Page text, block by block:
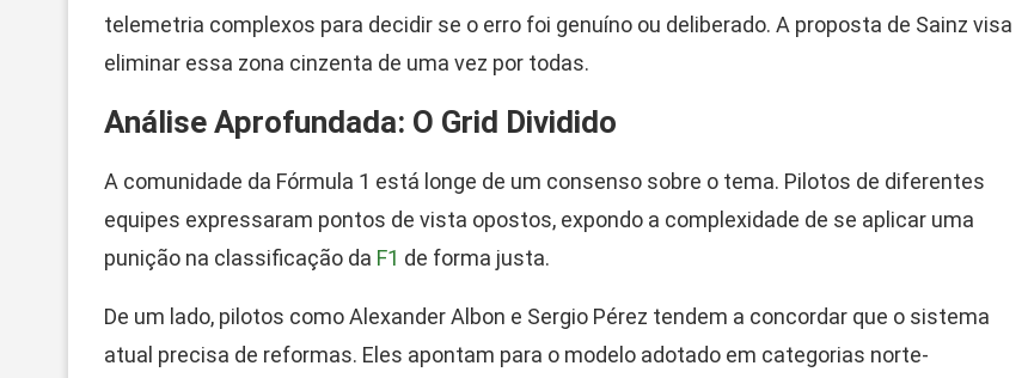
telemetria complexos para decidir se o erro foi genuíno ou deliberado. A proposta de Sainz visa
eliminar essa zona cinzenta de uma vez por todas.
Análise Aprofundada: O Grid Dividido
A comunidade da Fórmula 1 está longe de um consenso sobre o tema. Pilotos de diferentes
equipes expressaram pontos de vista opostos, expondo a complexidade de se aplicar uma
punição na classificação da F1 de forma justa.
De um lado, pilotos como Alexander Albon e Sergio Pérez tendem a concordar que o sistema
atual precisa de reformas. Eles apontam para o modelo adotado em categorias norte-